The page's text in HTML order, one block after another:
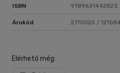
ISBN 9789631442823
Árukód 2770025 /
Elérhető még: